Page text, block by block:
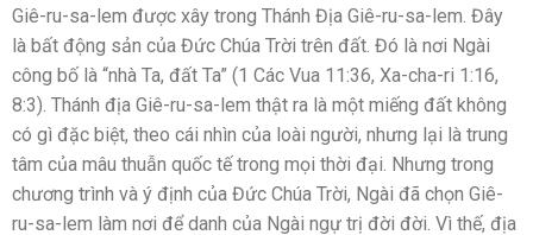
Giê-ru-sa-lem được xây trong Thánh Địa Giê-ru-sa-lem. Đây
là bất động sản của Đức Chúa Trời trên đất. Đó là nơi Ngài
công bố là “nhà Ta, đất Ta” (1 Các Vua 11:36, Xa-cha-ri 1:16,
8:3). Thánh địa Giê-ru-sa-lem thật ra là một miếng đất không
có gì đặc biệt, theo cái nhìn của loài người, nhưng lại là trung
tâm của mâu thuẫn quốc tế trong mọi thời đại. Nhưng trong
chương trình và ý định của Đức Chúa Trời, Ngài đã chọn Giê-
ru-sa-lem làm nơi để danh của Ngài ngự trị đời đời. Vì thế, địa